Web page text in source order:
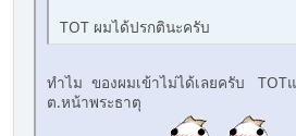
TOT ผมได้ปรกตินะครับ
ทำไม ของผมเข้าไม่ได้เลยครับ
ต.หน้าพระธาตุ